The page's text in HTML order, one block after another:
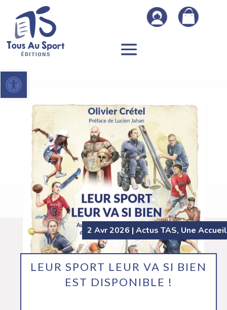
Ouvrir la barre d’outils
LEUR SPORT LEUR VA SI BIEN
EST DISPONIBLE !
2 Avr 2026 | Actus TAS, Une Accueil